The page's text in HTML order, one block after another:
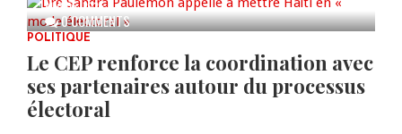
0 COMMENTS
AUG 06, 2026
POLITIQUE
Le CEP renforce la coordination avec
ses partenaires autour du processus
électoral